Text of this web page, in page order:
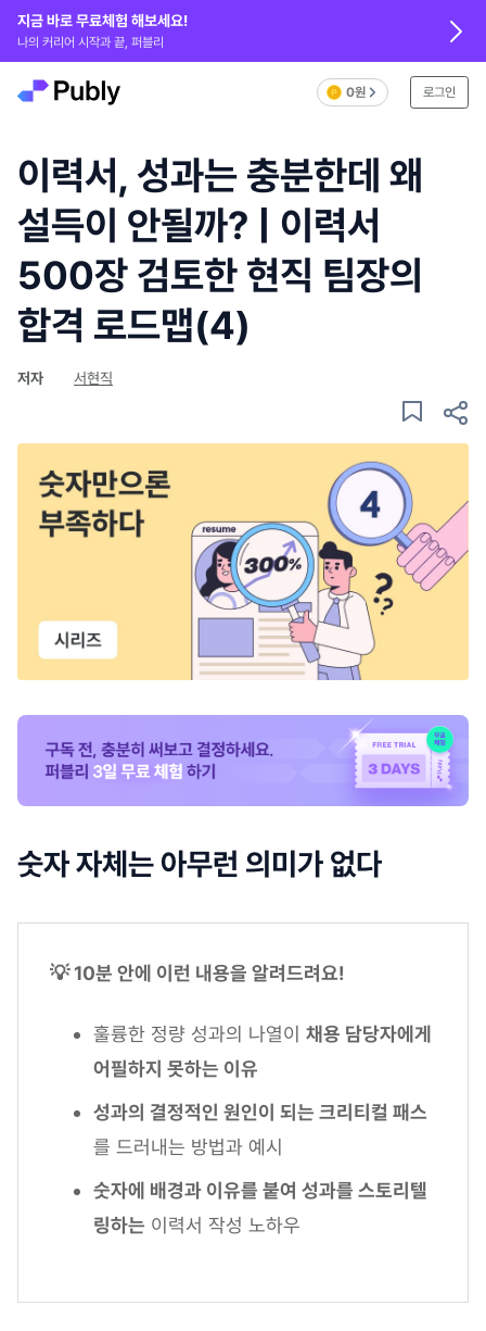
지금 바로 무료체험 해보세요!
나의 커리어 시작과 끝, 퍼블리
0원 로그인
이력서, 성과는 충분한데 왜
설득이 안될까? | 이력서
500장 검토한 현직 팀장의
합격 로드맵(4)
저자 서현직
숫자 자체는 아무런 의미가 없다
💡 10분 안에 이런 내용을 알려드려요!
훌륭한 정량 성과의 나열이 채용 담당자에게
어필하지 못하는 이유
성과의 결정적인 원인이 되는 크리티컬 패스
를 드러내는 방법과 예시
숫자에 배경과 이유를 붙여 성과를 스토리텔
링하는 이력서 작성 노하우